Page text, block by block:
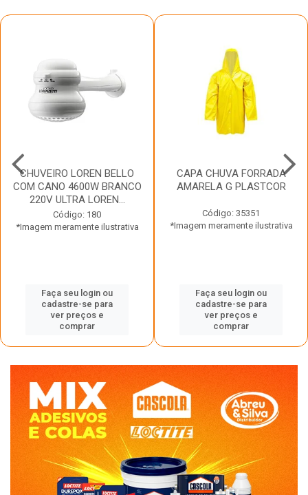
CHUVEIRO LOREN BELLO
COM CANO 4600W BRANCO
220V ULTRA LOREN...
Código: 180
*Imagem meramente ilustrativa
Faça seu login ou
cadastre-se para
ver preços e
comprar
CAPA CHUVA FORRADA
AMARELA G PLASTCOR
Código: 35351
*Imagem meramente ilustrativa
Faça seu login ou
cadastre-se para
ver preços e
comprar